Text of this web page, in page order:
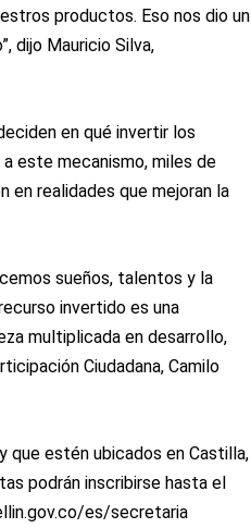
productos. Eso nos dio un
dijo Mauricio Silva,
en qué invertir los
este mecanismo, miles de
en realidades que mejoran la
sueños, talentos y la
invertido es una
multiplicada en desarrollo,
Ciudadana, Camilo
que estén ubicados en Castilla,
podrán inscribirse hasta el
es/secretaria